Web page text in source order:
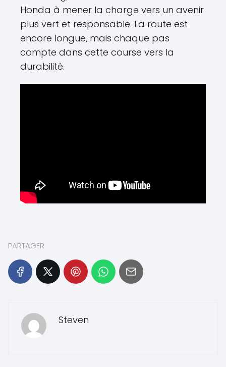
Honda à mener la charge vers un avenir
plus vert et responsable. La route est
encore longue, mais chaque pas
compte dans cette course vers la
durabilité.
PARTAGER
Steven